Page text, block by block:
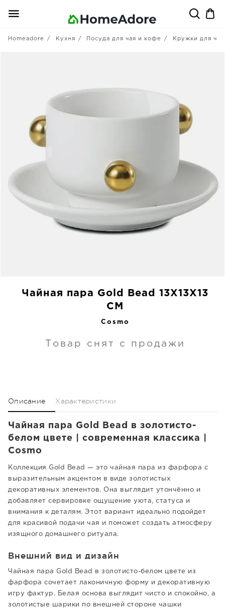
Homeadore Кухня Посуда для чая и кофе Кружки для чая
Чайная пара Gold Bead 13X13X13
CM
Cosmo
Товар снят с продажи
Описание Характеристики
Чайная пара Gold Bead в золотисто-
белом цвете | современная классика |
Cosmo
Коллекция Gold Bead — это чайная пара из фарфора с
выразительным акцентом в виде золотистых
декоративных элементов. Она выглядит утончённо и
добавляет сервировке ощущение уюта, статуса и
внимания к деталям. Этот вариант идеально подойдет
для красивой подачи чая и поможет создать атмосферу
изящного домашнего ритуала.
Внешний вид и дизайн
Чайная пара Gold Bead в золотисто-белом цвете из
фарфора сочетает лаконичную форму и декоративную
игру фактур. Белая основа выглядит чисто и спокойно, а
золотистые шарики по внешней стороне чашки